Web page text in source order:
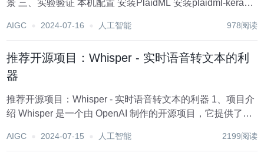
景 三、实验验证 本机配置 安装PlaidML 安装plaidml-keras
包，导入数据cifar...
AIGC 2024-07-16 人工智能 978阅读
推荐开源项目：Whisper - 实时语音转文本的利
器
推荐开源项目：Whisper - 实时语音转文本的利器 1、项目介
绍 Whisper 是一个由 OpenAI 制作的开源项目，它提供了一
whisper.cpp 并利用 FFMPEG 进行音频格式转换，可以...
AIGC 2024-07-15 人工智能 2199阅读